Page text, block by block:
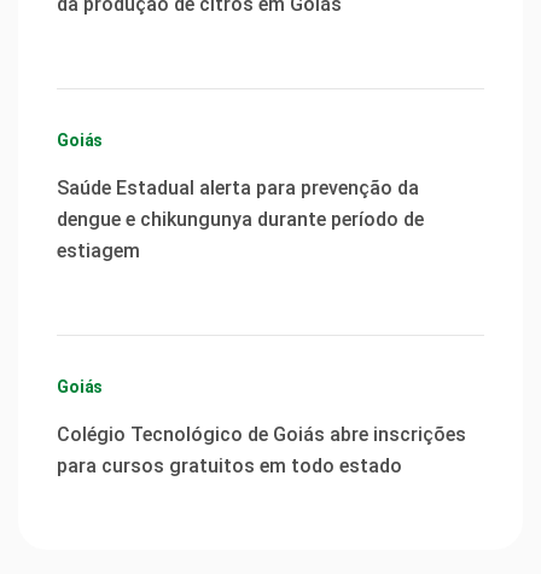
Goiás
Saúde Estadual alerta para prevenção da
dengue e chikungunya durante período de
estiagem
Goiás
Colégio Tecnológico de Goiás abre inscrições
para cursos gratuitos em todo estado